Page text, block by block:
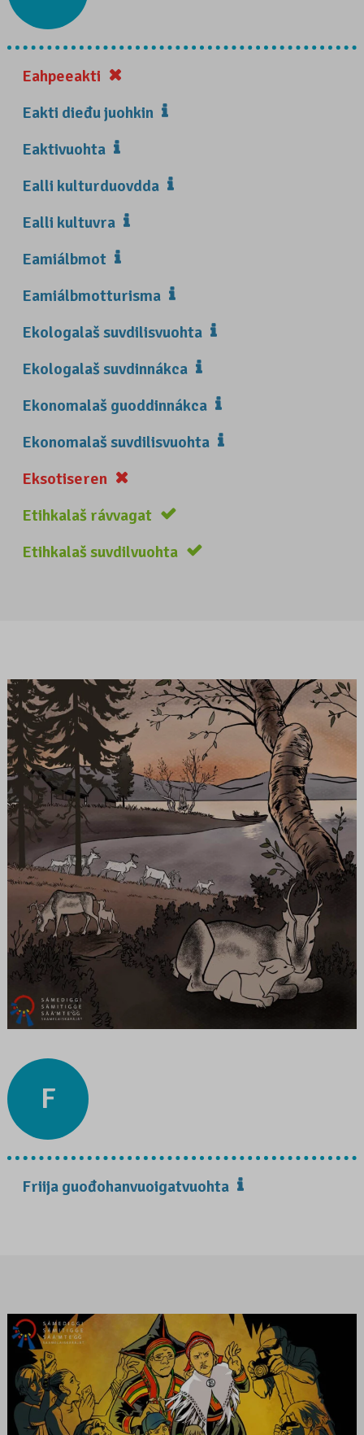
Eahpeeakti
Eakti dieđu juohkin
Eaktivuohta
Ealli kulturduovdda
Ealli kultuvra
Eamiálbmot
Eamiálbmotturisma
Ekologalaš suvdilisvuohta
Ekologalaš suvdinnákca
Ekonomalaš guoddinnákca
Ekonomalaš suvdilisvuohta
Eksotiseren
Etihkalaš rávvagat
Etihkalaš suvdilvuohta
F
Friija guođohanvuoigatvuohta